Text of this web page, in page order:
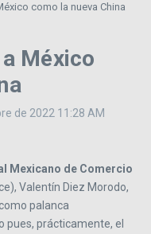
como la nueva China
México
de 2022 11:28 AM
Mexicano de Comercio
Valentín Diez Morodo,
palanca
prácticamente, el